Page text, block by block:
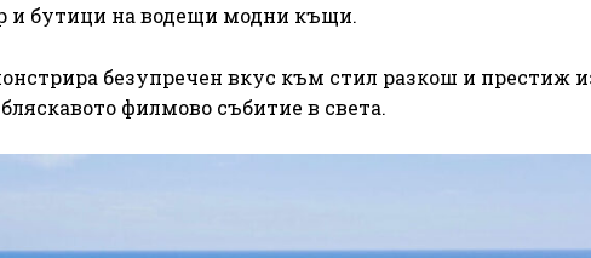
и бутици на водещи модни къщи.
безупречен вкус към стил разкош и престиж
филмово събитие в света.